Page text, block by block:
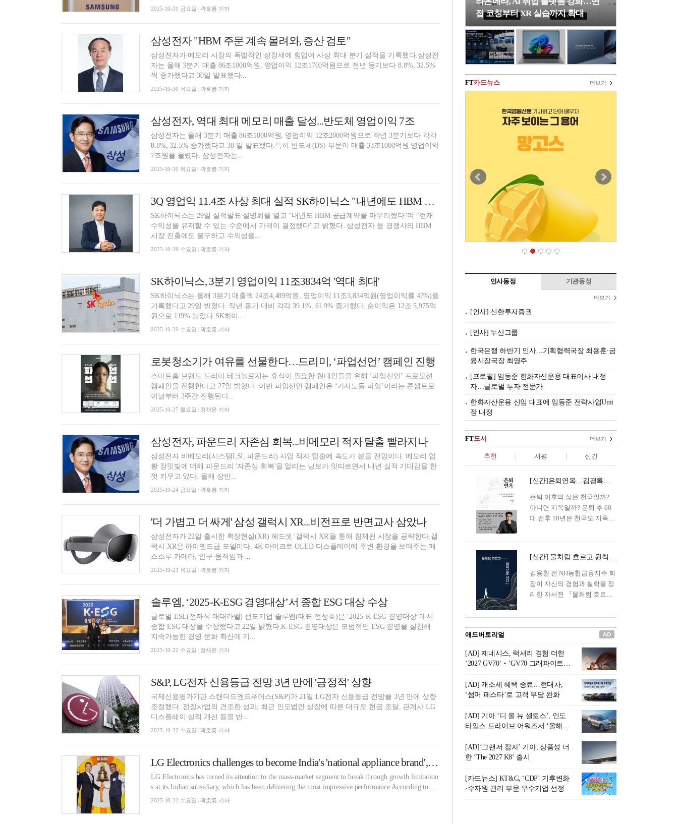
2025-10-31 금요일 | 곽호룡 기자
삼성전자 "HBM 주문 계속 몰려와, 증산 검토"
삼성전자가 메모리 시장의 폭발적인 성장세에 힘입어 사상 최대 분기 실적을 기록했다.삼성전
자는 올해 3분기 매출 86조1000억원, 영업이익 12조1700억원으로 전년 동기보다 8.8%, 32.5%
씩 증가했다고 30일 발표했다...
2025-10-30 목요일 | 곽호룡 기자
삼성전자, 역대 최대 메모리 매출 달성...반도체 영업이익 7조
삼성전자는 올해 3분기 매출 86조1000억원, 영업이익 12조2000억원으로 작년 3분기보다 각각
8.8%, 32.5% 증가했다고 30 일 발표했다.특히 반도체(DS) 부문이 매출 33조1000억원 영업이익
7조원을 올렸다. 삼성전자는...
2025-10-30 목요일 | 곽호룡 기자
3Q 영업익 11.4조 사상 최대 실적 SK하이닉스 "내년에도 HBM 수익성 유지" [컨콜 요약]
SK하이닉스는 29일 실적발표 설명회를 열고 "내년도 HBM 공급계약을 마무리했다"며 "현재
수익성을 유지할 수 있는 수준에서 가격이 결정됐다"고 밝혔다. 삼성전자 등 경쟁사의 HBM
시장 진출에도 불구하고 수익성을...
2025-10-29 수요일 | 곽호룡 기자
SK하이닉스, 3분기 영업이익 11조3834억 '역대 최대'
SK하이닉스는 올해 3분기 매출액 24조4,489억원, 영업이익 11조3,834억원(영업이익률 47%)을
기록했다고 29일 밝혔다. 작년 동기 대비 각각 39.1%, 61.9% 증가했다. 순이익은 12조 5,975억
원으로 119% 늘었다.SK하이...
2025-10-29 수요일 | 곽호룡 기자
로봇청소기가 여유를 선물한다…드리미, ‘파업선언’ 캠페인 진행
스마트홈 브랜드 드리미 테크놀로지는 휴식이 필요한 현대인들을 위해 ‘파업선언’ 프로모션
캠페인을 진행한다고 27일 밝혔다. 이번 파업선언 캠페인은 ‘가사노동 파업’이라는 콘셉트로
이날부터 2주간 진행된다...
2025-10-27 월요일 | 정채윤 기자
삼성전자, 파운드리 자존심 회복...비메모리 적자 탈출 빨라지나
삼성전자 비메모리(시스템LSI, 파운드리) 사업 적자 탈출에 속도가 붙을 전망이다. 메모리 업
황 장밋빛에 더해 파운드리 '자존심 회복'을 알리는 낭보가 잇따르면서 내년 실적 기대감을 한
껏 키우고 있다. 올해 상반...
2025-10-24 금요일 | 곽호룡 기자
'더 가볍고 더 싸게' 삼성 갤럭시 XR...비전프로 반면교사 삼았나
삼성전자가 22일 출시한 확장현실(XR) 헤드셋 '갤럭시 XR'을 통해 침체된 시장을 공략한다.갤
럭시 XR은 하이엔드급 모델이다. 4K 마이크로 OLED 디스플레이에 주변 환경을 보여주는 패
스스루 카메라, 안구 움직임과 ...
2025-10-23 목요일 | 곽호룡 기자
솔루엠, ‘2025-K-ESG 경영대상’서 종합 ESG 대상 수상
글로벌 ESL(전자식 매대라벨) 선도기업 솔루엠(대표 전성호)은 ‘2025-K-ESG 경영대상’에서
종합 ESG 대상을 수상했다고 22일 밝혔다.K-ESG 경영대상은 모범적인 ESG 경영을 실천해
지속가능한 경영 문화 확산에 기...
2025-10-22 수요일 | 정채윤 기자
S&P, LG전자 신용등급 전망 3년 만에 '긍정적' 상향
국제신용평가기관 스탠더드앤드푸어스(S&P)가 21일 LG전자 신용등급 전망을 3년 만에 상향
조정했다. 전장사업의 견조한 성과, 최근 인도법인 상장에 따른 대규모 현금 조달, 관계사 LG
디스플레이 실적 개선 등을 반...
2025-10-22 수요일 | 곽호룡 기자
LG Electronics challenges to become India's 'national appliance brand', targeting growing middle class
LG Electronics has turned its attention to the mass-market segment to break through growth limitation
s at its Indian subsidiary, which has been delivering the most impressive performance.According to ...
2025-10-22 수요일 | 곽호룡 기자
접 코칭부터 XR 실습까지 확대
FT카드뉴스 더보기
인사동정 기관동정
더보기
[인사] 신한투자증권
[인사] 두산그룹
한국은행 하반기 인사…기획협력국장 최용훈·금
융시장국장 최영주
[프로필] 임동준 한화자산운용 대표이사 내정
자…글로벌 투자 전문가
한화자산운용 신임 대표에 임동준 전략사업Unit
장 내정
FT도서 더보기
추천 서평 신간
[신간]은퇴연옥…김경록의 은퇴 후 삶의 나침반
은퇴 이후의 삶은 천국일까?
아니면 지옥일까? 은퇴 후 60
대 전후 10년은 천국도 지옥도
은퇴 설계를 가이드해 온 김경
록 옵투스자산운용의 고문이
신간 『은퇴연옥』을 내놓았
다.단테는 지옥을 '모든 희망을
록 고문은 새로운 시각을 제시
0년의 과도기는 지옥이 아니라
정화와 성장의 공간인 ‘은퇴연
옥(Purgatory)’이라는 것이다.
연옥은 고통스럽지만 끝이 있
으며, 준비를 통해 천국으로 나
아갈 수 있는 희망의 장소라고
말한
[신간] 물처럼 흐르고 원칙으로 서다…김용환의 통찰을 담다
김용환 전 NH농협금융지주 회
장이 자신의 경험과 철학을 정
리한 자서전 『물처럼 흐르고
통 관료 출신으로 한국 금융의
주요 변곡점마다 중요한 역할
을 하고 금융 경영인으로서 큰
족적을 남긴 김 전 회장이 후배
세대에게 전하는 삶의 조언을
담은 인생 노트다.『물처럼 흐
르고 원칙으로 서다』는 단순
한 자서전을 넘어, 실패를 두려
워하지 않는 용기와 자신에 대
한 믿음이 어떻게 삶을 풍요롭
게 만드는지를 보여주는 지혜
의 보고로 평가된다.김용환 전
회장은 “인생의 목표가 크더라
도 조급해하지 말고 작은 것부
터 하나 하나 성취해 나가
라”고 조언한다. 뼈아픈 실패
조차 성공의 뼈대가 된다는 긍
애드버토리얼
[AD] 제네시스, 럭셔리 경험 더한
‘2027 GV70’‧‘GV70 그래파이트’
[AD] 개소세 혜택 종료…현대차,
‘썸머 페스타’로 고객 부담 완화
[AD] 기아 ‘디 올 뉴 셀토스’, 인도
타임스 드라이브 어워즈서 ‘올해의
[AD]‘그랜저 잡자’ 기아, 상품성 더
한 ‘The 2027 K8’ 출시
[카드뉴스] KT&G, ‘CDP’ 기후변화
·수자원 관리 부문 우수기업 선정